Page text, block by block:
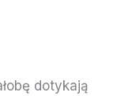
dotykają